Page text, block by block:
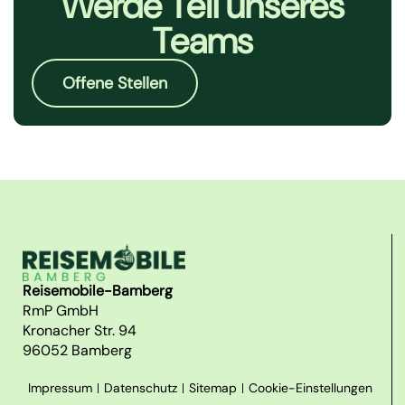
Teams
Offene Stellen
Reisemobile-Bamberg
RmP GmbH
Kronacher Str. 94
96052 Bamberg
Impressum Datenschutz Sitemap Cookie-Einstellungen